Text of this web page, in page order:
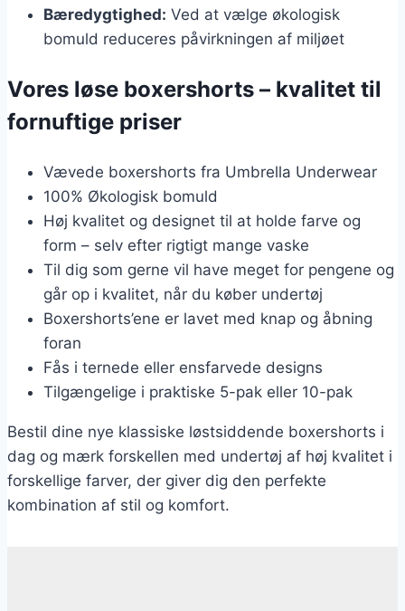
Bæredygtighed: Ved at vælge økologisk
bomuld reduceres påvirkningen af miljøet
Vores løse boxershorts – kvalitet til
fornuftige priser
Vævede boxershorts fra Umbrella Underwear
100% Økologisk bomuld
Høj kvalitet og designet til at holde farve og
form – selv efter rigtigt mange vaske
Til dig som gerne vil have meget for pengene og
går op i kvalitet, når du køber undertøj
Boxershorts’ene er lavet med knap og åbning
foran
Fås i ternede eller ensfarvede designs
Tilgængelige i praktiske 5-pak eller 10-pak
Bestil dine nye klassiske løstsiddende boxershorts i
dag og mærk forskellen med undertøj af høj kvalitet i
forskellige farver, der giver dig den perfekte
kombination af stil og komfort.